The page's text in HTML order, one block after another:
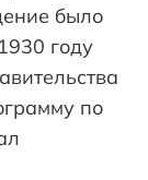
было
году
по